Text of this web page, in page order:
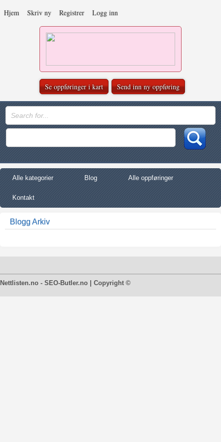
Hjem Skriv ny Registrer Logg inn
Se oppføringer i kart Send inn ny oppføring
Alle kategorier Blog Alle oppføringer
Kontakt
Blogg Arkiv
Nettlisten.no - SEO-Butler.no | Copyright ©